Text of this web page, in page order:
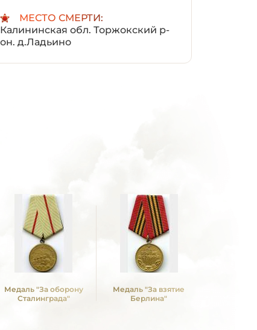
МЕСТО СМЕРТИ:
Калининская обл. Торжокский р-
он. д.Ладьино
Медаль "За оборону
Сталинграда"
Медаль "За взятие
Берлина"